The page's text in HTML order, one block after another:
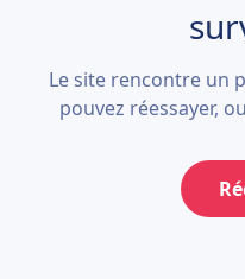
Le site rencontre un
pouvez réessayer,